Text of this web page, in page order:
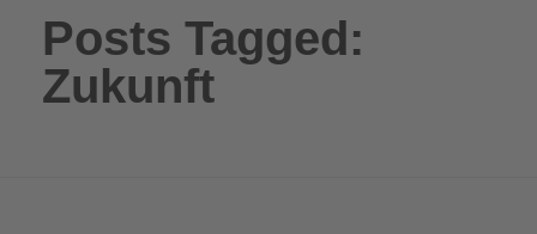
Posts Tagged:
Zukunft